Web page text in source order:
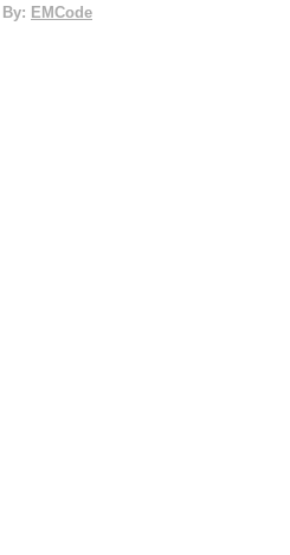
EMCode